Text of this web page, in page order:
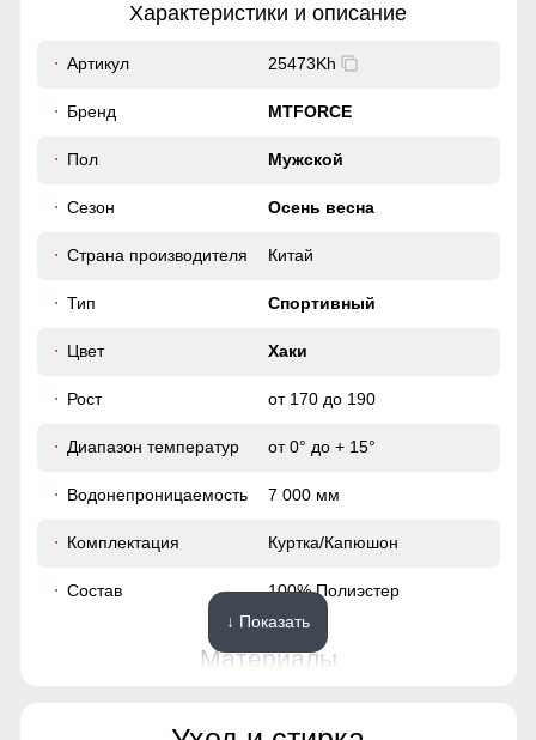
содержимого от влаги и загрязнений.
Ветроустойчивость: 5 000 мм
характеристики делают ее идеальным выбором для
гарантирует, что даже сильный дождь не проникнет
сохраняет тепло. Это позволяет оставаться комфортным
весенних прогулок на свежем воздухе.
Характеристики и описание
Артикул 25473Kh
Бренд MTFORCE
Пол Мужской
Сезон Осень весна
Страна производителя Китай
Тип Спортивный
Цвет Хаки
Рост от 170 до 190
Диапазон температур от 0° до + 15°
Водонепроницаемость 7 000 мм
Комплектация Куртка/Капюшон
Состав 100% Полиэстер
Материалы
Плащевка, Полиэстер,
↓ Показать